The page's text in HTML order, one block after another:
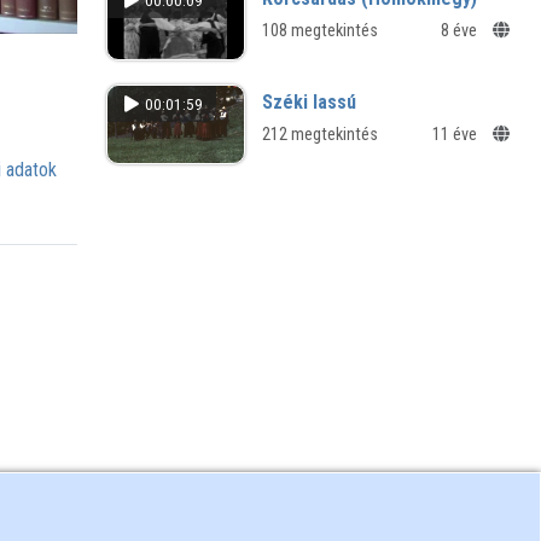
adatok
108 megtekintés 8 éve
00:01:59 Széki lassú
212 megtekintés 11 éve